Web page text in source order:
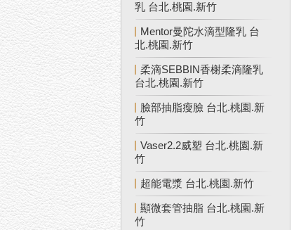
乳 台北.桃園.新竹
Mentor曼陀水滴型隆乳 台
北.桃園.新竹
柔滴SEBBIN香榭柔滴隆乳
台北.桃園.新竹
臉部抽脂瘦臉 台北.桃園.新
竹
Vaser2.2威塑 台北.桃園.新
竹
超能電漿 台北.桃園.新竹
顯微套管抽脂 台北.桃園.新
竹